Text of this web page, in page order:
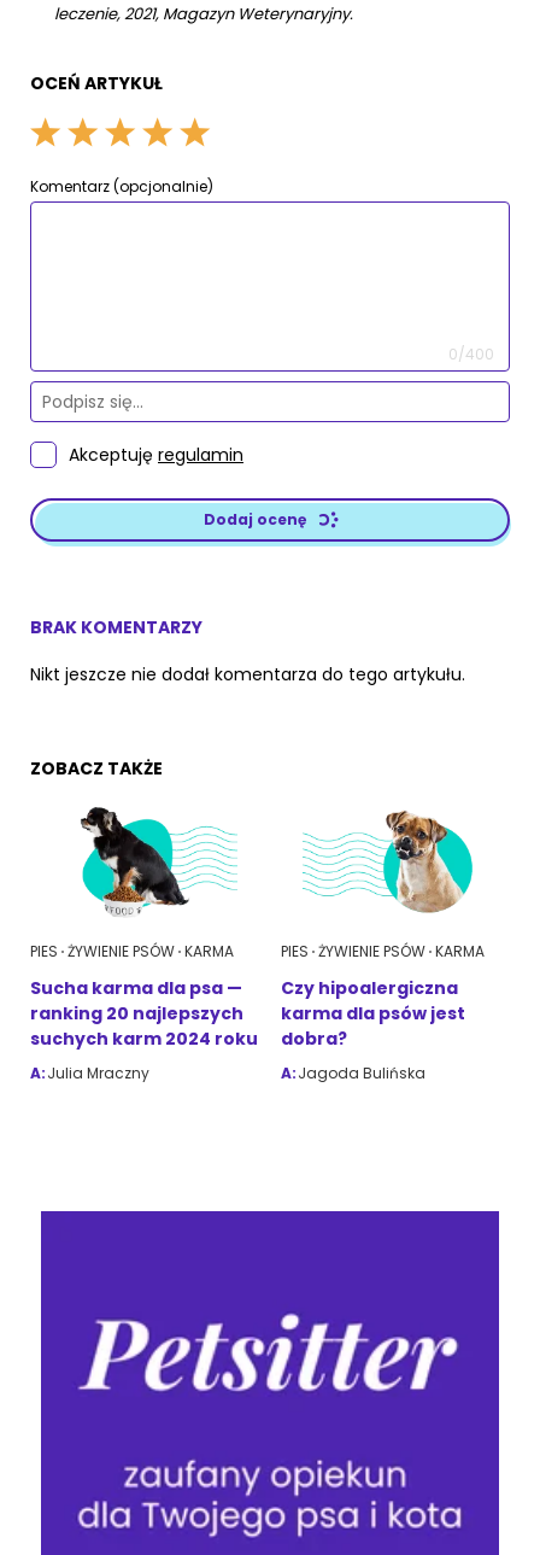
leczenie, 2021, Magazyn Weterynaryjny.
OCEŃ ARTYKUŁ
Komentarz (opcjonalnie)
0/400
Akceptuję regulamin
Dodaj ocenę
BRAK KOMENTARZY
Nikt jeszcze nie dodał komentarza do tego artykułu.
ZOBACZ TAKŻE
PIES ŻYWIENIE PSÓW KARMA
Sucha karma dla psa —
ranking 20 najlepszych
suchych karm 2024 roku
A:Julia Mraczny
PIES ŻYWIENIE PSÓW KARMA
Czy hipoalergiczna
karma dla psów jest
dobra?
A:Jagoda Bulińska